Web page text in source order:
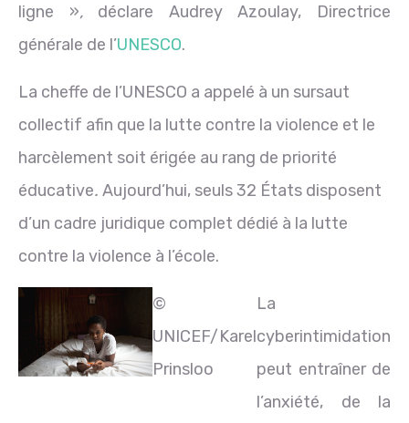
ligne », déclare Audrey Azoulay, Directrice
générale de l’UNESCO.
La cheffe de l’UNESCO a appelé à un sursaut
collectif afin que la lutte contre la violence et le
harcèlement soit érigée au rang de priorité
éducative. Aujourd’hui, seuls 32 États disposent
d’un cadre juridique complet dédié à la lutte
contre la violence à l’école.
©
UNICEF/Karel
Prinsloo
La
cyberintimidation
peut entraîner de
l’anxiété, de la